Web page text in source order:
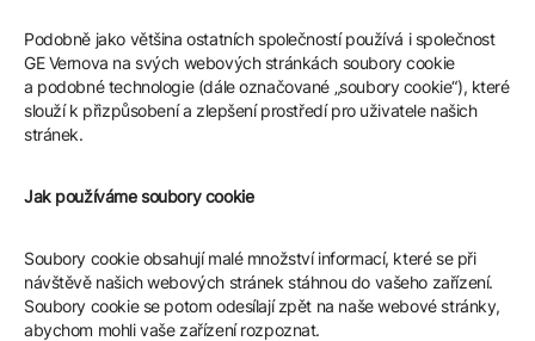
Podobně jako většina ostatních společností používá i společnost
GE Vernova na svých webových stránkách soubory cookie
a podobné technologie (dále označované „soubory cookie“), které
slouží k přizpůsobení a zlepšení prostředí pro uživatele našich
stránek.
Jak používáme soubory cookie
Soubory cookie obsahují malé množství informací, které se při
návštěvě našich webových stránek stáhnou do vašeho zařízení.
Soubory cookie se potom odesílají zpět na naše webové stránky,
abychom mohli vaše zařízení rozpoznat.